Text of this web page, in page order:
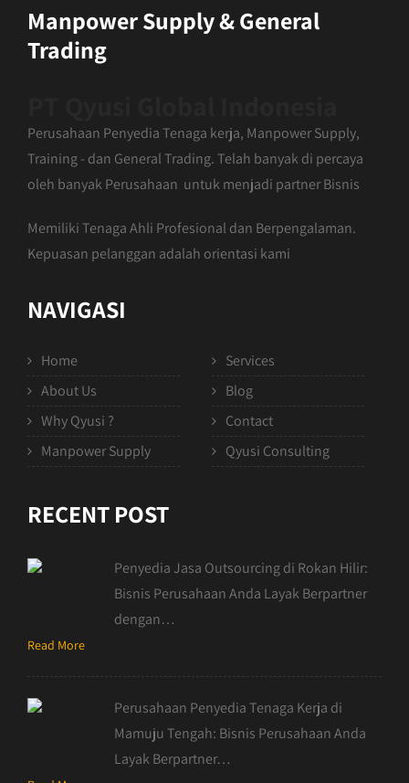
Manpower Supply & General
Trading
Perusahaan Penyedia Tenaga kerja, Manpower Supply,
Training - dan General Trading. Telah banyak di percaya
oleh banyak Perusahaan untuk menjadi partner Bisnis
Memiliki Tenaga Ahli Profesional dan Berpengalaman.
Kepuasan pelanggan adalah orientasi kami
NAVIGASI
Home
About Us
Why Qyusi ?
Manpower Supply
Services
Blog
Contact
Qyusi Consulting
RECENT POST
Penyedia Jasa Outsourcing di Rokan Hilir:
Bisnis Perusahaan Anda Layak Berpartner
dengan…
Read More
Perusahaan Penyedia Tenaga Kerja di
Mamuju Tengah: Bisnis Perusahaan Anda
Layak Berpartner…